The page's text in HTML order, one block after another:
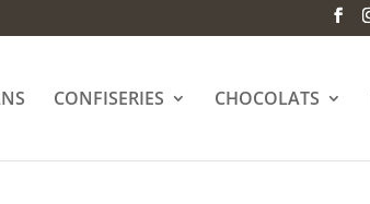
CONFISERIES CHOCOLATS